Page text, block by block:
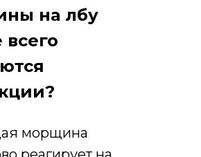
на лбу
морщина